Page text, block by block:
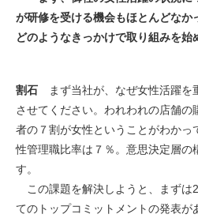
が研修を受ける機会もほとんどなか
どのようなきっかけで取り組みを始
割石 まず当社が、なぜ女性活躍を
させてください。われわれの店舗の
者の７割が女性ということがわかっ
性管理職比率は７％。意思決定層の
す。
この課題を解決しようと、まずは
てのトップコミットメントの発表が